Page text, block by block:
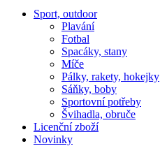
Sport, outdoor
Plavání
Fotbal
Spacáky, stany
Míče
Pálky, rakety, hokejky
Sáňky, boby
Sportovní potřeby
Švihadla, obruče
Licenční zboží
Novinky